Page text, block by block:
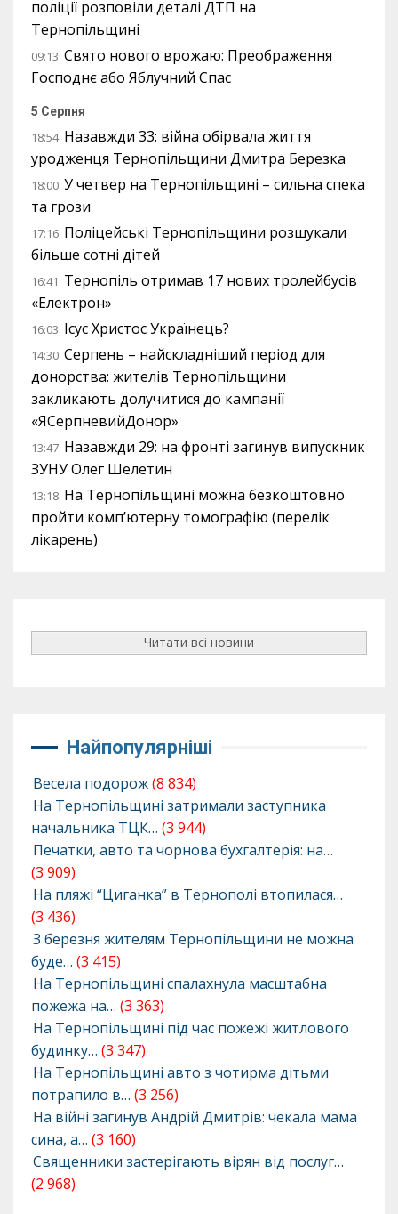
поліції розповіли деталі ДТП на
Тернопільщині
09:13 Свято нового врожаю: Преображення
Господнє або Яблучний Спас
5 Серпня
18:54 Назавжди 33: війна обірвала життя
уродженця Тернопільщини Дмитра Березка
18:00 У четвер на Тернопільщині – сильна спека
та грози
17:16 Поліцейські Тернопільщини розшукали
більше сотні дітей
16:41 Тернопіль отримав 17 нових тролейбусів
«Електрон»
16:03 Ісус Христос Українець?
14:30 Серпень – найскладніший період для
донорства: жителів Тернопільщини
закликають долучитися до кампанії
«ЯСерпневийДонор»
13:47 Назавжди 29: на фронті загинув випускник
ЗУНУ Олег Шелетин
13:18 На Тернопільщині можна безкоштовно
пройти комп’ютерну томографію (перелік
лікарень)
Читати всі новини
Найпопулярніші
Весела подорож(8 834)
На Тернопільщині затримали заступника
начальника ТЦК… (3 944)
Печатки, авто та чорнова бухгалтерія: на…
(3 909)
На пляжі “Циганка” в Тернополі втопилася…
(3 436)
З березня жителям Тернопільщини не можна
буде… (3 415)
На Тернопільщині спалахнула масштабна
пожежа на… (3 363)
На Тернопільщині під час пожежі житлового
будинку… (3 347)
На Тернопільщині авто з чотирма дітьми
потрапило в… (3 256)
На війні загинув Андрій Дмитрів: чекала мама
сина, а… (3 160)
Священники застерігають вірян від послуг…
(2 968)